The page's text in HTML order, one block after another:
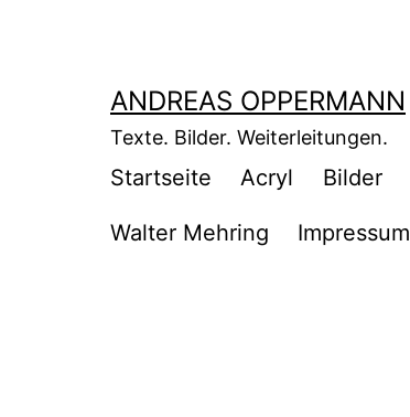
ANDREAS OPPERMANN
Texte. Bilder. Weiterleitungen.
Startseite Acryl Bilder
Walter Mehring Impressum